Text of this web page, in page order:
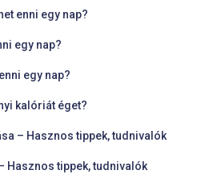
enni egy nap?
egy nap?
egy nap?
kalóriát éget?
– Hasznos tippek, tudnivalók
Hasznos tippek, tudnivalók